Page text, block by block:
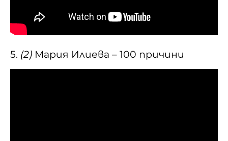
5. (2) Мария Илиева – 100 причини